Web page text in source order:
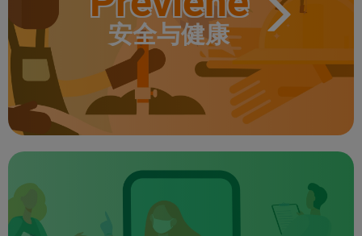
安全与健康